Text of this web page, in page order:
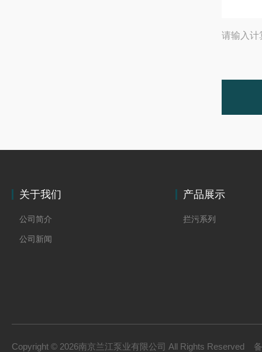
请输入计
关于我们
公司简介
公司新闻
产品展示
拦污系列
Copyright © 2026南京兰江泵业有限公司 All Rights Reserved